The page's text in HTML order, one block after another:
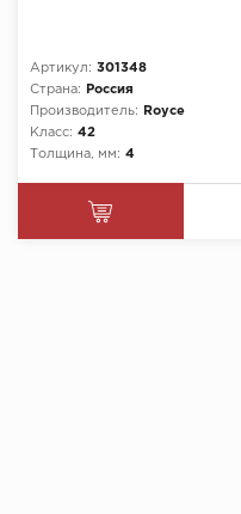
Артикул: 301348
Страна:
Россия
Производитель:
Royce
Класс: 42
Толщина, мм: 4